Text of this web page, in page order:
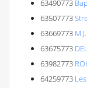
63490773
63507773
63669773
63675773
63982773
64259773